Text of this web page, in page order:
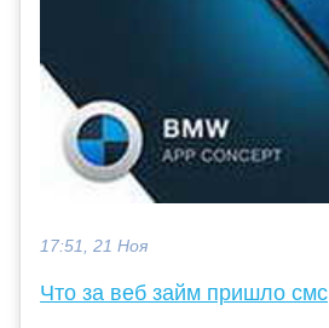
17:51, 21 Ноя
Что за веб займ пришло смс